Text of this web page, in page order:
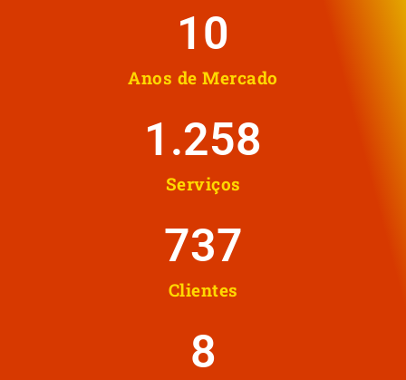
Anos de Mercado
10
Serviços
1.258
Clientes
737
8